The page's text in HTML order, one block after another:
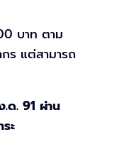
บาท ตาม
ร แต่สามารถ
ด. 91 ผ่าน
ะ